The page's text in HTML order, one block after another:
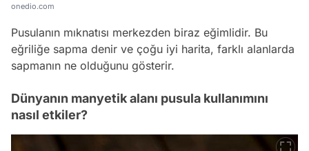
onedio.com
Pusulanın mıknatısı merkezden biraz eğimlidir. Bu
eğriliğe sapma denir ve çoğu iyi harita, farklı alanlarda
sapmanın ne olduğunu gösterir.
Dünyanın manyetik alanı pusula kullanımını
nasıl etkiler?